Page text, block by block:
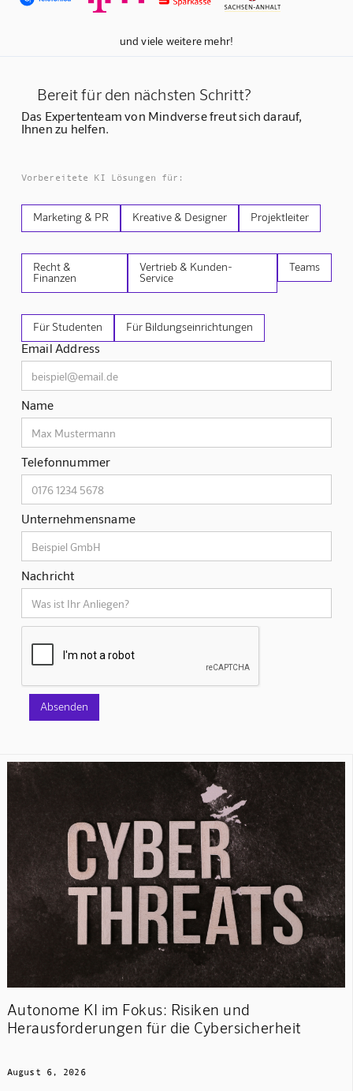
und viele weitere mehr!
Bereit für den nächsten Schritt?
Das Expertenteam von Mindverse freut sich darauf,
Ihnen zu helfen.
Vorbereitete KI Lösungen für:
Marketing & PR Kreative & Designer Projektleiter
Recht &
Finanzen
Vertrieb & Kunden-
Service
Teams
Für Studenten Für Bildungseinrichtungen
Email Address
Name
Telefonnummer
Unternehmensname
Nachricht
Autonome KI im Fokus: Risiken und
Herausforderungen für die Cybersicherheit
August 6, 2026